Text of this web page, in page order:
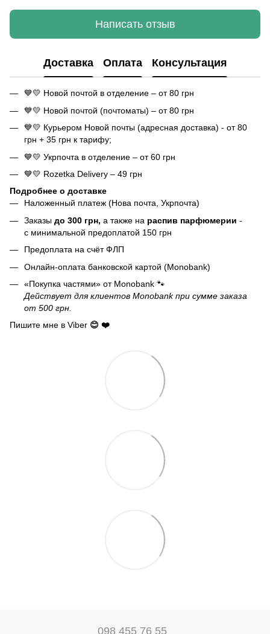
Написать отзыв
Доставка Оплата Консультация
💙💛 Новой почтой в отделение – от 80 грн
💙💛 Новой почтой (почтоматы) – от 80 грн
💙💛 Курьером Новой почты (адресная доставка) - от 80
грн + 35 грн к тарифу;
💙💛 Укрпочта в отделение – от 60 грн
💙💛 Rozetka Delivery – 49 грн
Подробнее о доставке
Наложенный платеж (Нова почта, Укрпочта)
Заказы до 300 грн, а также на распив парфюмерии -
с минимальной предоплатой 150 грн
Предоплата на счёт ФЛП
Онлайн-оплата банковской картой (Monobank)
«Покупка частями» от Monobank 🐾
Действует для клиентов Monobank при сумме заказа
от 500 грн.
Пишите мне в Viber 😊 ❤️
098 455 76 55